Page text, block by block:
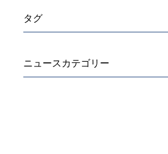
タグ
ニュースカテゴリー